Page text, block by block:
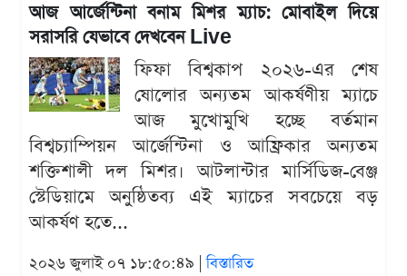
আজ আর্জেন্টিনা বনাম মিশর ম্যাচ: মোবাইল দিয়ে
সরাসরি যেভাবে দেখবেন Live
ফিফা বিশ্বকাপ ২০২৬-এর শেষ
ষোলোর অন্যতম আকর্ষণীয় ম্যাচে
আজ মুখোমুখি হচ্ছে বর্তমান
বিশ্বচ্যাম্পিয়ন আর্জেন্টিনা ও আফ্রিকার অন্যতম
শক্তিশালী দল মিশর। আটলান্টার মার্সিডিজ-বেঞ্জ
স্টেডিয়ামে অনুষ্ঠিতব্য এই ম্যাচের সবচেয়ে বড়
আকর্ষণ হতে...
২০২৬ জুলাই ০৭ ১৮:৫০:৪৯ |বিস্তারিত